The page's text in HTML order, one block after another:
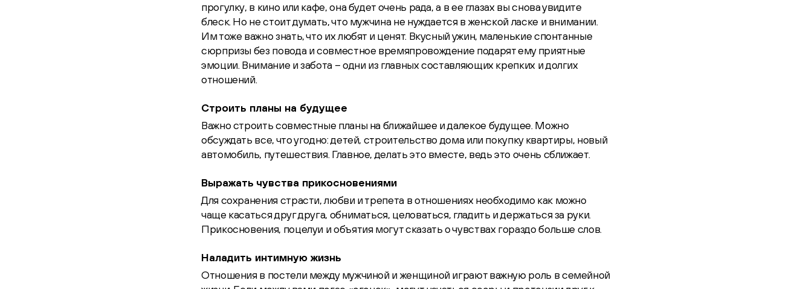
прогулку, в кино или кафе, она будет очень рада, а в ее глазах вы снова увидите
блеск. Но не стоит думать, что мужчина не нуждается в женской ласке и внимании.
Им тоже важно знать, что их любят и ценят. Вкусный ужин, маленькие спонтанные
сюрпризы без повода и совместное времяпровождение подарят ему приятные
эмоции. Внимание и забота – одни из главных составляющих крепких и долгих
отношений.
Строить планы на будущее
Важно строить совместные планы на ближайшее и далекое будущее. Можно
обсуждать все, что угодно: детей, строительство дома или покупку квартиры, новый
автомобиль, путешествия. Главное, делать это вместе, ведь это очень сближает.
Выражать чувства прикосновениями
Для сохранения страсти, любви и трепета в отношениях необходимо как можно
чаще касаться друг друга, обниматься, целоваться, гладить и держаться за руки.
Прикосновения, поцелуи и объятия могут сказать о чувствах гораздо больше слов.
Наладить интимную жизнь
Отношения в постели между мужчиной и женщиной играют важную роль в семейной